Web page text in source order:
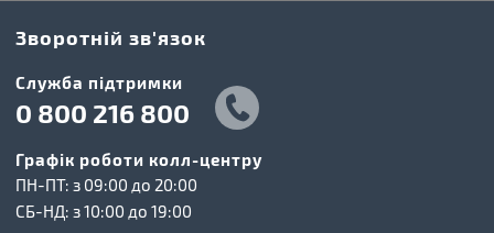
Зворотній зв'язок
Cлужба підтримки
0 800 216 800
Графік роботи колл-центру
ПН-ПТ: з 09:00 до 20:00
СБ-НД: з 10:00 до 19:00